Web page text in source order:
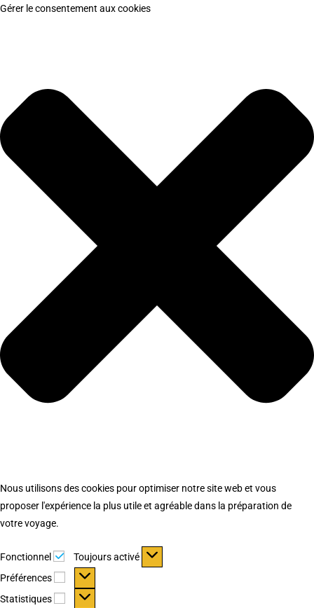
Gérer le consentement aux cookies
Nous utilisons des cookies pour optimiser notre site web et vous
proposer l'expérience la plus utile et agréable dans la préparation de
votre voyage.
Fonctionnel Fonctionnel
Toujours activé
Préférences
Préférences
Statistiques Statistiques